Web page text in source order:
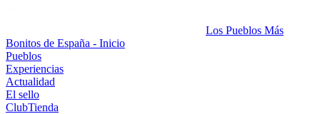
Los Pueblos Más
Bonitos de España - Inicio
Pueblos
Experiencias
Actualidad
El sello
ClubTienda